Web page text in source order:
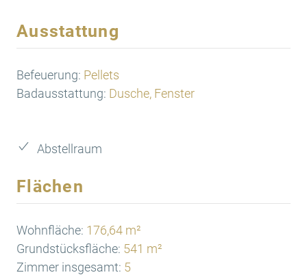
Ausstattung
Befeuerung: Pellets
Badausstattung: Dusche, Fenster
Abstellraum
Flächen
Wohnfläche: 176,64 m²
Grundstücksfläche: 541 m²
Zimmer insgesamt: 5